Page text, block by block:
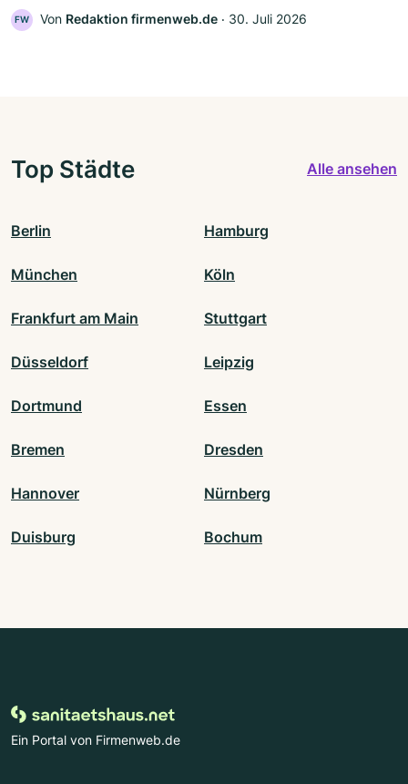
FW Von Redaktion firmenweb.de ‧ 30. Juli 2026
Top Städte Alle ansehen
Berlin Hamburg
München Köln
Frankfurt am Main Stuttgart
Düsseldorf Leipzig
Dortmund Essen
Bremen Dresden
Hannover Nürnberg
Duisburg Bochum
Ein Portal von Firmenweb.de